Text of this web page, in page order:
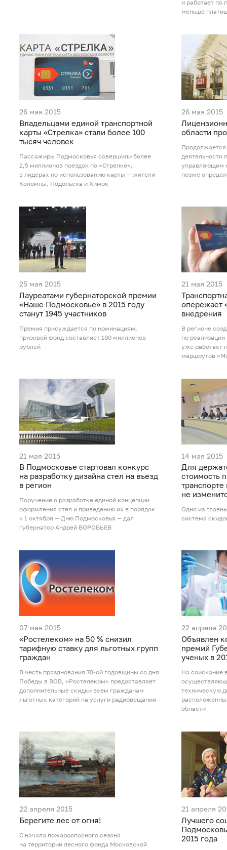
и работает по
меньше
26 мая 2015
Владельцами единой транспортной
карты «Стрелка» стали более 100
тысяч человек
Пассажиры Подмосковья совершили более
2,5 миллионов поездок по «Стрелке»,
в лидерах по использованию карты — жители
Коломны, Подольска и Химок
26 мая 2015
области
управляющим
позже
25 мая 2015
Лауреатами губернаторской премии
«Наше Подмосковье» в 2015 году
станут 1945 участников
Премия присуждается по номинациям,
призовой фонд составляет 180 миллионов
рублей
21 мая 2015
опережает
внедрения
В регионе
по
уже работает
маршрутов
21 мая 2015
В Подмосковье стартовал конкурс
на разработку дизайна стел на въезд
в регион
Поручение о разработке единой концепции
оформления стел и приведению их в порядок
к 1 октября — Дню Подмосковья — дал
губернатор Андрей ВОРОБЬЕВ
14 мая 2015
Для
стоимость
не
Одно из
система
07 мая 2015
«Ростелеком» на 50 % снизил
тарифную ставку для льготных групп
граждан
В честь празднования 70-ой годовщины со дня
Победы в ВОВ, «Ростелеком» предоставляет
дополнительные скидки всем гражданам
льготных категорий на услуги радиовещания
22 апреля
Объявлен
премий
ученых в
На соискание
техническую
области
22 апреля 2015
Берегите лес от огня!
С начала пожароопасного сезона
на территории лесного фонда Московской
21 апреля
Лучшего
2015 года